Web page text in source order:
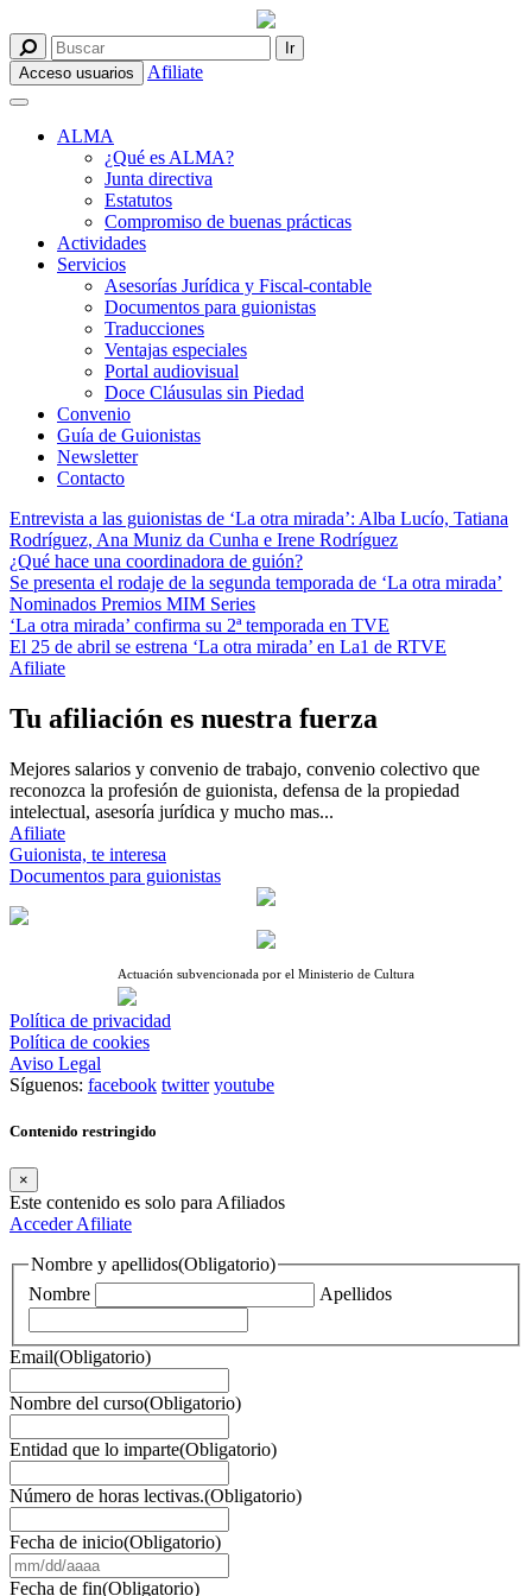
Acceso usuarios Afiliate
ALMA
¿Qué es ALMA?
Junta directiva
Estatutos
Compromiso de buenas prácticas
Actividades
Servicios
Asesorías Jurídica y Fiscal-contable
Documentos para guionistas
Traducciones
Ventajas especiales
Portal audiovisual
Doce Cláusulas sin Piedad
Convenio
Guía de Guionistas
Newsletter
Contacto
Entrevista a las guionistas de ‘La otra mirada’: Alba Lucío, Tatiana
Rodríguez, Ana Muniz da Cunha e Irene Rodríguez
¿Qué hace una coordinadora de guión?
Se presenta el rodaje de la segunda temporada de ‘La otra mirada’
Nominados Premios MIM Series
‘La otra mirada’ confirma su 2ª temporada en TVE
El 25 de abril se estrena ‘La otra mirada’ en La1 de RTVE
Afiliate
Tu afiliación es nuestra fuerza
Mejores salarios y convenio de trabajo, convenio colectivo que
reconozca la profesión de guionista, defensa de la propiedad
intelectual, asesoría jurídica y mucho mas...
Afiliate
Guionista, te interesa
Documentos para guionistas
Actuación subvencionada por el Ministerio de Cultura
Política de privacidad
Política de cookies
Aviso Legal
Síguenos: facebook twitter youtube
Contenido restringido
×
Este contenido es solo para Afiliados
AccederAfiliate
Nombre y apellidos(Obligatorio)
Nombre
Apellidos
Email(Obligatorio)
Nombre del curso(Obligatorio)
Entidad que lo imparte(Obligatorio)
Número de horas lectivas.(Obligatorio)
Fecha de inicio(Obligatorio)
barra
Fecha de fin(Obligatorio)